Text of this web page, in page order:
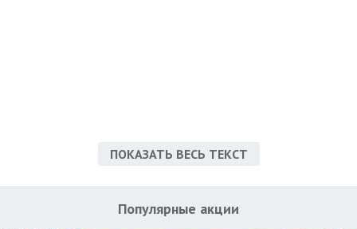
ПОКАЗАТЬ ВЕСЬ ТЕКСТ
Популярные акции